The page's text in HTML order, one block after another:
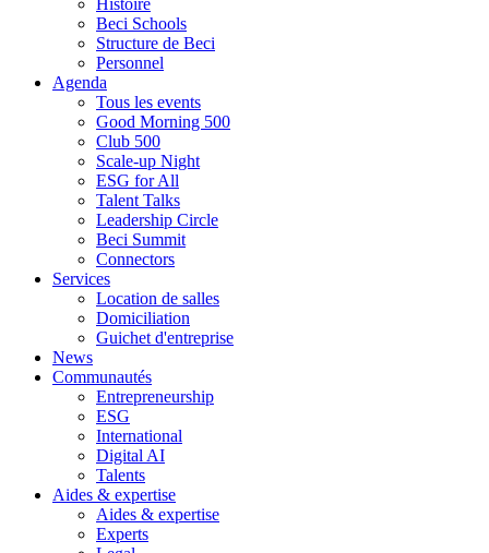
Beci Schools
Structure de Beci
Personnel
Agenda
Tous les events
Good Morning 500
Club 500
Scale-up Night
ESG for All
Talent Talks
Leadership Circle
Beci Summit
Connectors
Services
Location de salles
Domiciliation
Guichet d'entreprise
News
Communautés
Entrepreneurship
ESG
International
Digital AI
Talents
Aides & expertise
Aides & expertise
Experts